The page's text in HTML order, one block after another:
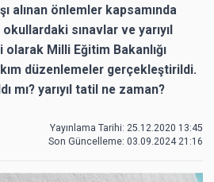
alınan önlemler kapsamında
sınavlar ve yarıyıl
Milli Eğitim Bakanlığı
düzenlemeler gerçekleştirildi.
mı? yarıyıl tatil ne zaman?
Yayınlama Tarihi: 25.12.2020 13:45
Son Güncelleme: 03.09.2024 21:16